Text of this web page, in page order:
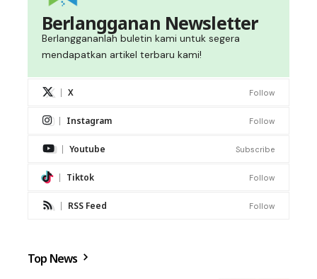
Berlangganan Newsletter
Berlanggananlah buletin kami untuk segera
mendapatkan artikel terbaru kami!
X Follow
Instagram Follow
Youtube Subscribe
Tiktok Follow
RSS Feed Follow
Top News